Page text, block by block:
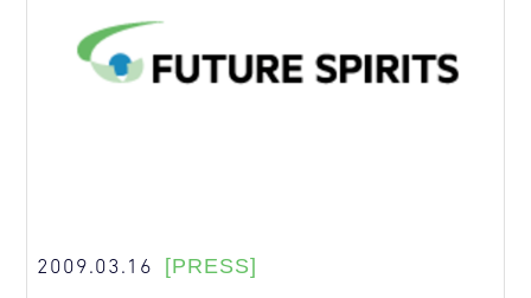
2009.03.16 [PRESS]